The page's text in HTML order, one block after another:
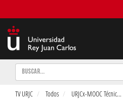
Buscar
TV URJC Todos URJCx-MOOC Técnic...